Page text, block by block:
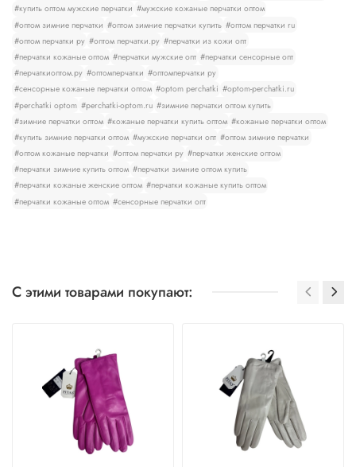
#купить оптом мужские перчатки #мужские кожаные перчатки оптом
#оптом зимние перчатки #оптом зимние перчатки купить #оптом перчатки ru
#оптом перчатки ру #оптом перчатки.ру #перчатки из кожи опт
#перчатки кожаные оптом #перчатки мужские опт #перчатки сенсорные опт
#перчаткиоптом.ру #оптомперчатки #оптомперчатки ру
#сенсорные кожаные перчатки оптом #optom perchatki #optom-perchatki.ru
#perchatki optom #perchatki-optom.ru #зимние перчатки оптом купить
#зимние перчатки оптом #кожаные перчатки купить оптом #кожаные перчатки оптом
#купить зимние перчатки оптом #мужские перчатки опт #оптом зимние перчатки
#оптом кожаные перчатки #оптом перчатки ру #перчатки женские оптом
#перчатки зимние купить оптом #перчатки зимние оптом купить
#перчатки кожаные женские оптом #перчатки кожаные купить оптом
#перчатки кожаные оптом #сенсорные перчатки опт
С этими товарами покупают: